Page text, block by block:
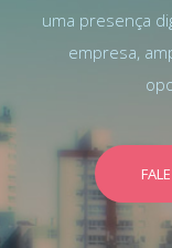
uma presença
empresa,